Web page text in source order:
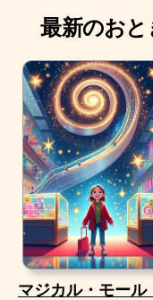
最新のお
マジカル・モール